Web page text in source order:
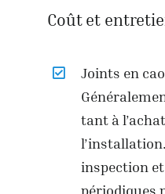
Coût et
Joints en
tant à
inspection
périodiques